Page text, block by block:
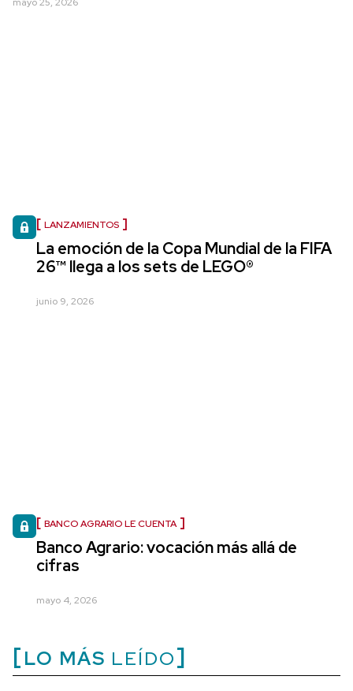
LANZAMIENTOS
La emoción de la Copa Mundial de la FIFA
26™ llega a los sets de LEGO®
junio 9, 2026
BANCO AGRARIO LE CUENTA
Banco Agrario: vocación más allá de
cifras
mayo 4, 2026
LO MÁS LEÍDO